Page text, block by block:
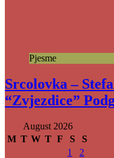
Pjesme
Srcolovka –
“Zvjezdice”
August 2026
M T W T F S
S
1
2